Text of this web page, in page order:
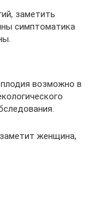
заметить
симптоматика
возможно в
женщина,